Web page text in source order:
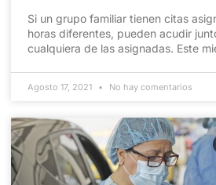
Si un grupo familiar tienen citas
horas diferentes, pueden acudir
cualquiera de las asignadas. Este
Agosto 17, 2021 No hay comentarios